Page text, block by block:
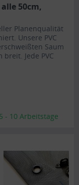
50cm,
Planenqualität
Unsere PVC
Saum
Jede PVC
- 10 Arbeitstage